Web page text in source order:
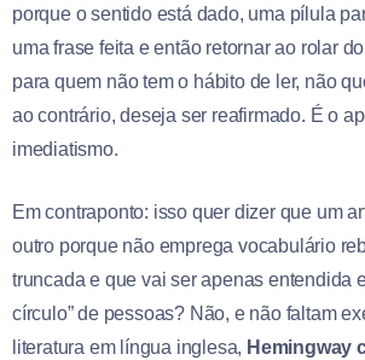
porque o sentido está dado, uma pílula
uma frase feita e então retornar ao rolar
para quem não tem o hábito de ler, não
ao contrário, deseja ser reafirmado. É o
imediatismo.
Em contraponto: isso quer dizer que um
outro porque não emprega vocabulário
truncada e que vai ser apenas entendida
círculo” de pessoas? Não, e não faltam
literatura em língua inglesa, Hemingway